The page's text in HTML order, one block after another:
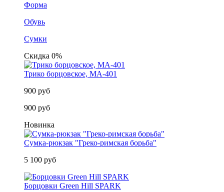
Форма
Обувь
Сумки
Скидка 0%
Трико борцовское, MA-401
900 руб
900 руб
Новинка
Сумка-рюкзак "Греко-римская борьба"
5 100 руб
Борцовки Green Hill SPARK